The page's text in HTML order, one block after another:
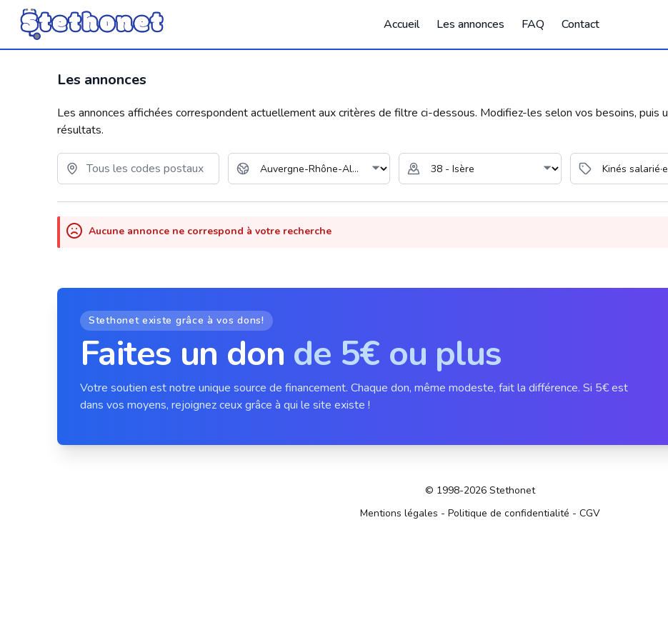
Accueil Les annonces FAQ Contact
Les annonces
Les annonces affichées correspondent actuellement aux critères de filtre ci-dessous. Modifiez-les selon vos besoins, puis
résultats.
Aucune annonce ne correspond à votre recherche
Stethonet existe grâce à vos dons!
Faites un don de 5€ ou plus
Votre soutien est notre unique source de financement. Chaque don, même modeste, fait la différence. Si 5€ est
dans vos moyens, rejoignez ceux grâce à qui le site existe !
© 1998-2026 Stethonet
Mentions légales - Politique de confidentialité - CGV